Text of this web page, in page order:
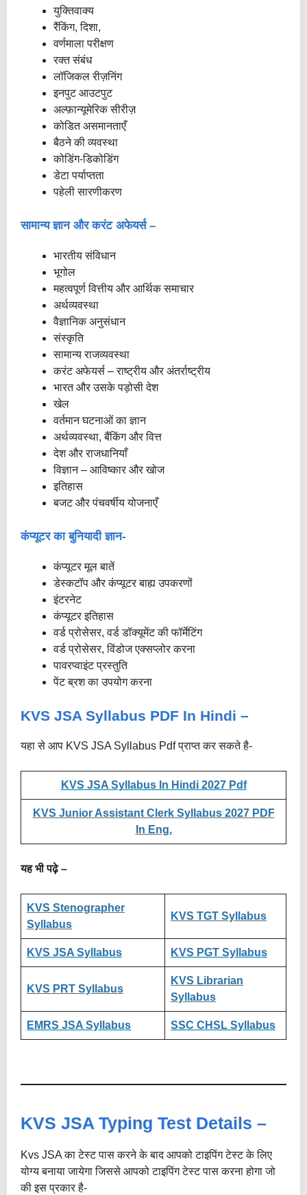
युक्तिवाक्य
रैंकिंग, दिशा,
वर्णमाला परीक्षण
रक्त संबंध
लॉजिकल रीज़निंग
इनपुट आउटपुट
अल्फ़ान्यूमेरिक सीरीज़
कोडित असमानताएँ
बैठने की व्यवस्था
कोडिंग-डिकोडिंग
डेटा पर्याप्तता
पहेली सारणीकरण
सामान्य ज्ञान और करंट अफेयर्स –
भारतीय संविधान
भूगोल
महत्वपूर्ण वित्तीय और आर्थिक समाचार
अर्थव्यवस्था
वैज्ञानिक अनुसंधान
संस्कृति
सामान्य राजव्यवस्था
करंट अफेयर्स – राष्ट्रीय और अंतर्राष्ट्रीय
भारत और उसके पड़ोसी देश
खेल
वर्तमान घटनाओं का ज्ञान
अर्थव्यवस्था, बैंकिंग और वित्त
देश और राजधानियाँ
विज्ञान – आविष्कार और खोज
इतिहास
बजट और पंचवर्षीय योजनाएँ
कंप्यूटर का बुनियादी ज्ञान-
कंप्यूटर मूल बातें
डेस्कटॉप और कंप्यूटर बाह्य उपकरणों
इंटरनेट
कंप्यूटर इतिहास
वर्ड प्रोसेसर, वर्ड डॉक्यूमेंट की फॉर्मेटिंग
वर्ड प्रोसेसर, विंडोज एक्सप्लोर करना
पावरप्वाइंट प्रस्तुति
पेंट ब्रश का उपयोग करना
KVS JSA Syllabus PDF In Hindi –
यहा से आप KVS JSA Syllabus Pdf प्राप्त कर सकते है-
KVS JSA Syllabus In Hindi 2027 Pdf
KVS Junior Assistant Clerk Syllabus 2027 PDF
In Eng.
यह भी पढ़े –
KVS Stenographer
Syllabus
KVS TGT Syllabus
KVS JSA Syllabus KVS PGT Syllabus
KVS PRT Syllabus
KVS Librarian
Syllabus
EMRS JSA Syllabus SSC CHSL Syllabus
KVS JSA Typing Test Details –
Kvs JSA का टेस्ट पास करने के बाद आपको टाइपिंग टेस्ट के लिए
योग्य बनाया जायेगा जिससे आपको टाइपिंग टेस्ट पास करना होगा जो
की इस प्रकार है-